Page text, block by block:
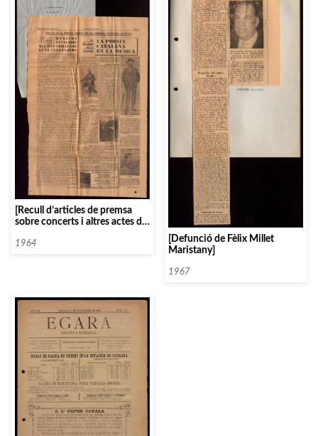
[Recull d’articles de premsa
sobre concerts i altres actes de
1964
[Defunció de Fèlix Millet
Maristany]
1967